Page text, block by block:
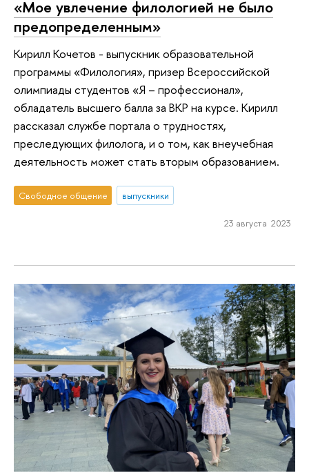
«Мое увлечение филологией не было
предопределенным»
Кирилл Кочетов - выпускник образовательной
программы «Филология», призер Всероссийской
олимпиады студентов «Я – профессионал»,
обладатель высшего балла за ВКР на курсе. Кирилл
рассказал службе портала о трудностях,
преследующих филолога, и о том, как внеучебная
деятельность может стать вторым образованием.
Свободное общение выпускники
23 августа 2023